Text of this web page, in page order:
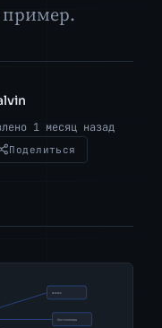
пример.
1 месяц назад
Поделиться